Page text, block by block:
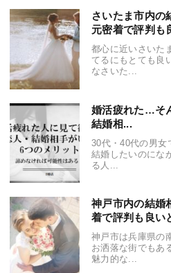
さいたま市内の
元密着で評判も
都心に近いさいた
てるにもとても良
なさいた...
婚活疲れた…そ
結婚相...
30代・40代の男女
結婚したいのにな
る人...
神戸市内の結婚
着で評判も良い
神戸市は兵庫県の
お洒落な街でもあ
魅力的な...